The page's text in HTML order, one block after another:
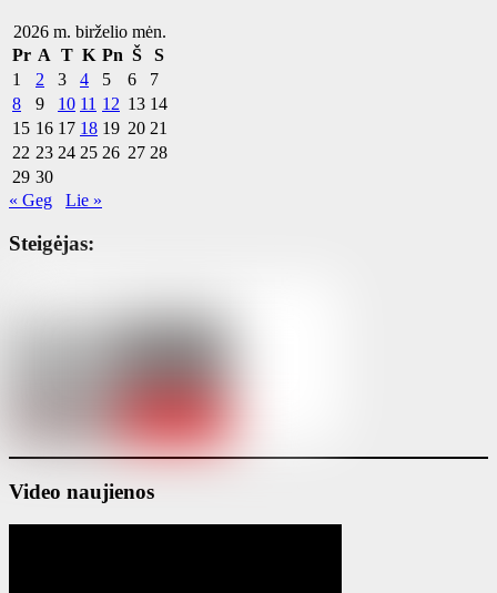
2026 m. birželio mėn.
Pr A T K Pn Š
S
1
2 3 4 5 6
7
8
9 10 11 12 13 14
15 16 17 18 19 20 21
22 23 24 25 26 27 28
29 30
« Geg
Lie »
Steigėjas:
Video naujienos